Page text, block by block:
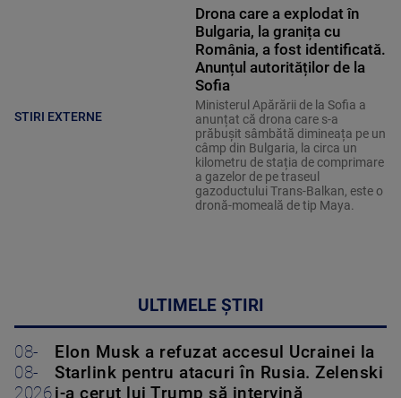
STIRI EXTERNE
Drona care a explodat în
Bulgaria, la granița cu
România, a fost identificată.
Anunțul autorităților de la
Sofia
Ministerul Apărării de la Sofia a
anunțat că drona care s-a
prăbușit sâmbătă dimineața pe un
câmp din Bulgaria, la circa un
kilometru de stația de comprimare
a gazelor de pe traseul
gazoductului Trans-Balkan, este o
dronă-momeală de tip Maya.
ULTIMELE ȘTIRI
08-
08-
2026
Elon Musk a refuzat accesul Ucrainei la
Starlink pentru atacuri în Rusia. Zelenski
i-a cerut lui Trump să intervină